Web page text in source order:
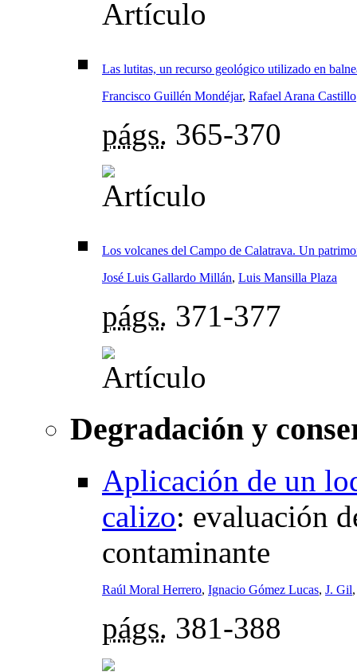
Las lutitas, un recurso geológico utilizado en
Francisco Guillén Mondéjar, Rafael Arana Castillo
págs. 365-370
Los volcanes del Campo de Calatrava. Un
José Luis Gallardo Millán, Luis Mansilla Plaza
págs. 371-377
Degradación y
Aplicación de un
calizo: evaluación
contaminante
Raúl Moral Herrero, Ignacio Gómez Lucas, J. Gil
págs. 381-388